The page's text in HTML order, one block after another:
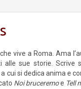
vive a Roma. Ama
sue storie. Scrive
cui si dedica anima e
Noi bruceremoe Tell